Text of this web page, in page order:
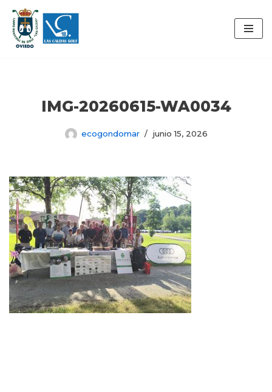
Saltar
al
IMG-20260615-WA0034
ecogondomar junio 15, 2026